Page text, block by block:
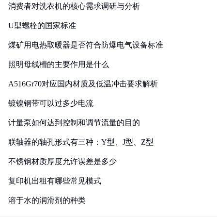
消费者对洗衣机的核心需求调研与分析
U型螺栓的国家标准
煤矿用电热取暖器是否符合防爆电气设备标准
照明母线槽的主要作用是什么
A516Gr70对应国内材质及低温冲击要求解析
镀镍钢带可以过多少电流
计量泵如何达到控制和调节流量的目的
联轴器的轴孔形式有三种：Y型、J型、Z型
不锈钢材质厚度允许误差是多少
复印机出租有哪些常见模式
溶于水的润滑剂的种类